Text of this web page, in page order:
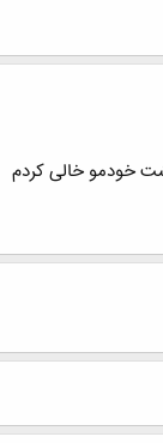
خودمو خالی کردم